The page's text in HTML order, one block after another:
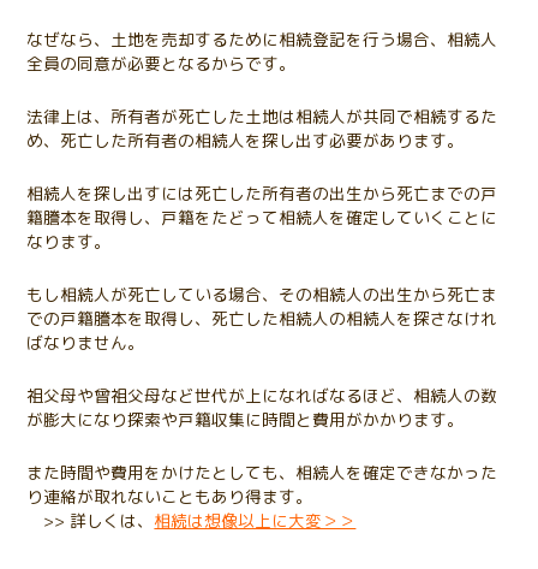
なぜなら、土地を売却するために相続登記を行う場合、相続人
全員の同意が必要となるからです。
法律上は、所有者が死亡した土地は相続人が共同で相続するた
め、死亡した所有者の相続人を探し出す必要があります。
相続人を探し出すには死亡した所有者の出生から死亡までの戸
籍謄本を取得し、戸籍をたどって相続人を確定していくことに
なります。
もし相続人が死亡している場合、その相続人の出生から死亡ま
での戸籍謄本を取得し、死亡した相続人の相続人を探さなけれ
ばなりません。
祖父母や曾祖父母など世代が上になればなるほど、相続人の数
が膨大になり探索や戸籍収集に時間と費用がかかります。
また時間や費用をかけたとしても、相続人を確定できなかった
り連絡が取れないこともあり得ます。
>> 詳しくは、 相続は想像以上に大変＞＞